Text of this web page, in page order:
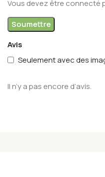
Avis
Seulement avec des
Il n’y a pas encore d’avis.
Vous devez être connecté